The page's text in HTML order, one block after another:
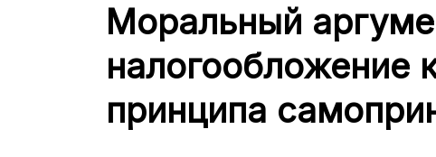
Моральный
налогообложение
принципа